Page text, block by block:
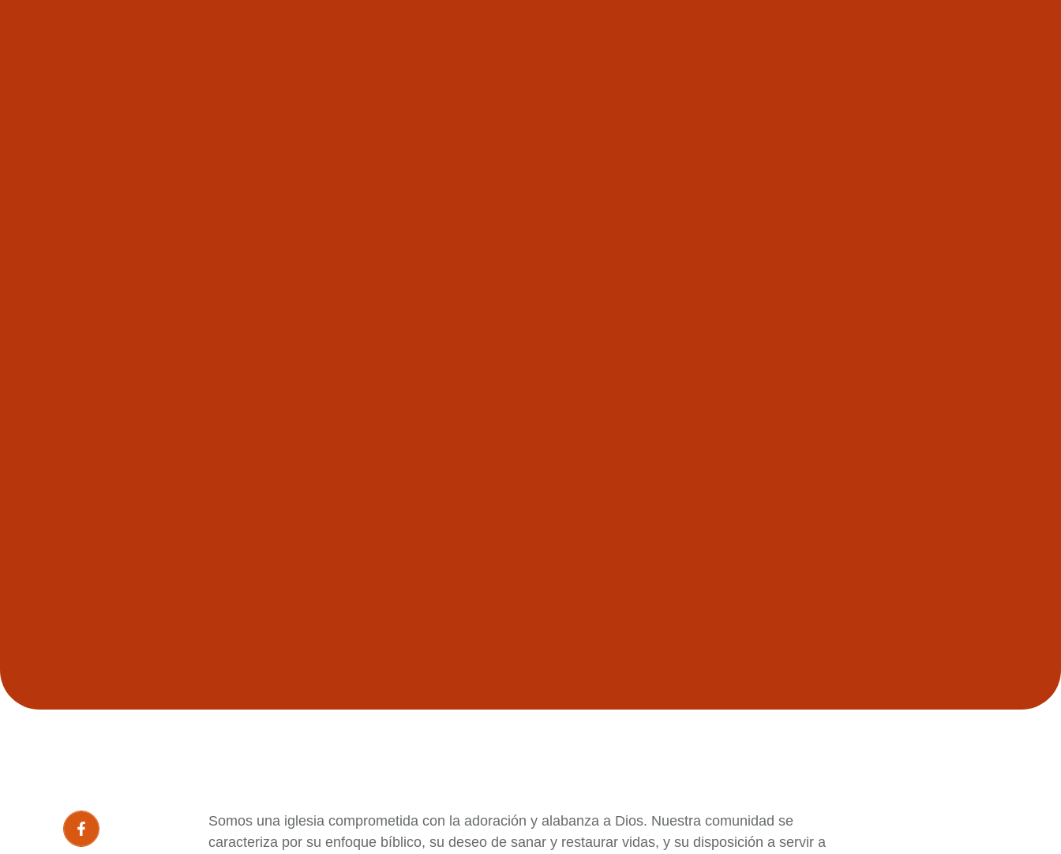
Somos una iglesia comprometida con la adoración y alabanza a Dios. Nuestra comunidad se
caracteriza por su enfoque bíblico, su deseo de sanar y restaurar vidas, y su disposición a servir a